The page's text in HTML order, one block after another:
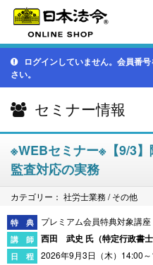
ログインしていません。会員番
さい。
セミナー情報
※WEBセミナー※【9/3】
監査対応の実務
カテゴリー： 社労士業務 / その他
プレミアム会員特典対象講座
西田 武史 氏（特定行政書士
2026年9月3日（木）14:00